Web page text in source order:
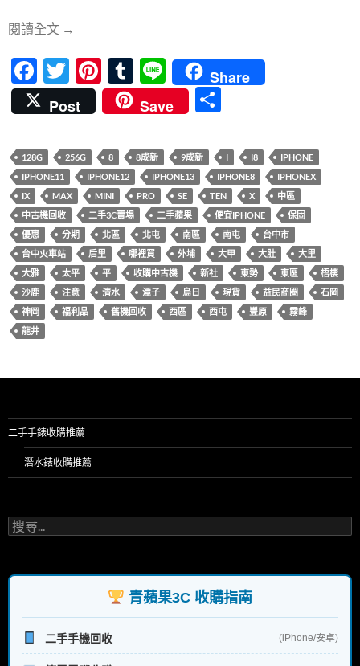
k
閱讀全文 【快速回收】iPhone、智慧型手機，二手或全新都
→
F
ac
e
b
o
o
k
T
w
itt
er
Pi
nt
er
es
t
T
u
m
bl
r
Li
n
e
Share
Post
Save
128G 256G 8 8成新 9成新 I I8
IPHONE
IPHONE11
IPHONE12 IPHONE13 IPHONE8
IPHONEX
IX
MAX MINI PRO SE TEN X
中區
中古機回收
二手3C賣場 二手蘋果 便宜IPHONE
保固
優惠
分期 北區 北屯 南區 南屯
台中市
台中火車站
后里 哪裡買 外埔 大甲 大肚
大里
大雅
太平 平 收購中古機 新社 東勢 東區
梧棲
沙鹿
注意 清水 潭子 烏日 現貨 益民商圈
石岡
神岡
福利品 舊機回收 西區 西屯 豐原
霧峰
龍井
二手手錶收購推薦
潛水錶收購推薦
搜
尋
字:
青蘋果3C 收購指南
二手手機回收 (iPhone/安卓)